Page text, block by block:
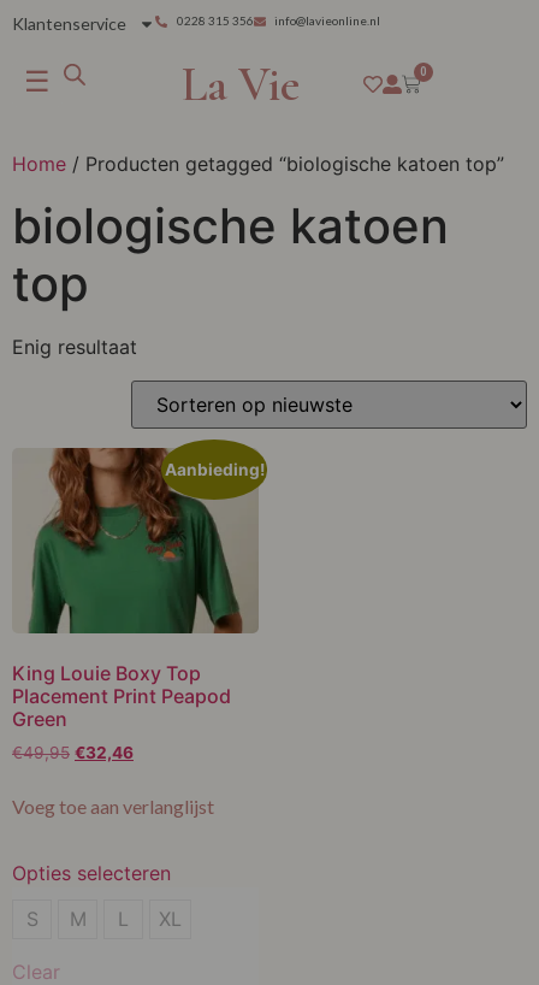
Klantenservice 0228 315 356 info@lavieonline.nl
☰ La Vie 0
Home / Producten getagged “biologische katoen top”
biologische katoen
top
Enig resultaat
Aanbieding!
King Louie Boxy Top
Placement Print Peapod
Green
€49,95 €32,46
Voeg toe aan verlanglijst
Opties selecteren
S
L
S M L XL
Clear